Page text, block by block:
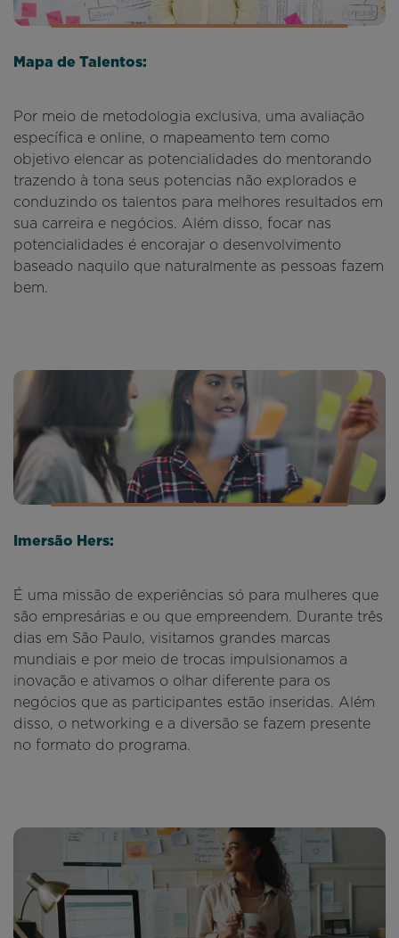
Mapa de Talentos:
Por meio de metodologia exclusiva, uma avaliação
específica e online, o mapeamento tem como
objetivo elencar as potencialidades do mentorando
trazendo à tona seus potencias não explorados e
conduzindo os talentos para melhores resultados em
sua carreira e negócios. Além disso, focar nas
potencialidades é encorajar o desenvolvimento
baseado naquilo que naturalmente as pessoas fazem
bem.
Imersão Hers:
É uma missão de experiências só para mulheres que
são empresárias e ou que empreendem. Durante três
dias em São Paulo, visitamos grandes marcas
mundiais e por meio de trocas impulsionamos a
inovação e ativamos o olhar diferente para os
negócios que as participantes estão inseridas. Além
disso, o networking e a diversão se fazem presente
no formato do programa.